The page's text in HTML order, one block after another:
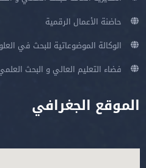
حاضنة الأعمال الرقمية
الوكالة الموضوعاتية للبحث في
فضاء التعليم العالي و البحث
الموقع الجغرافي